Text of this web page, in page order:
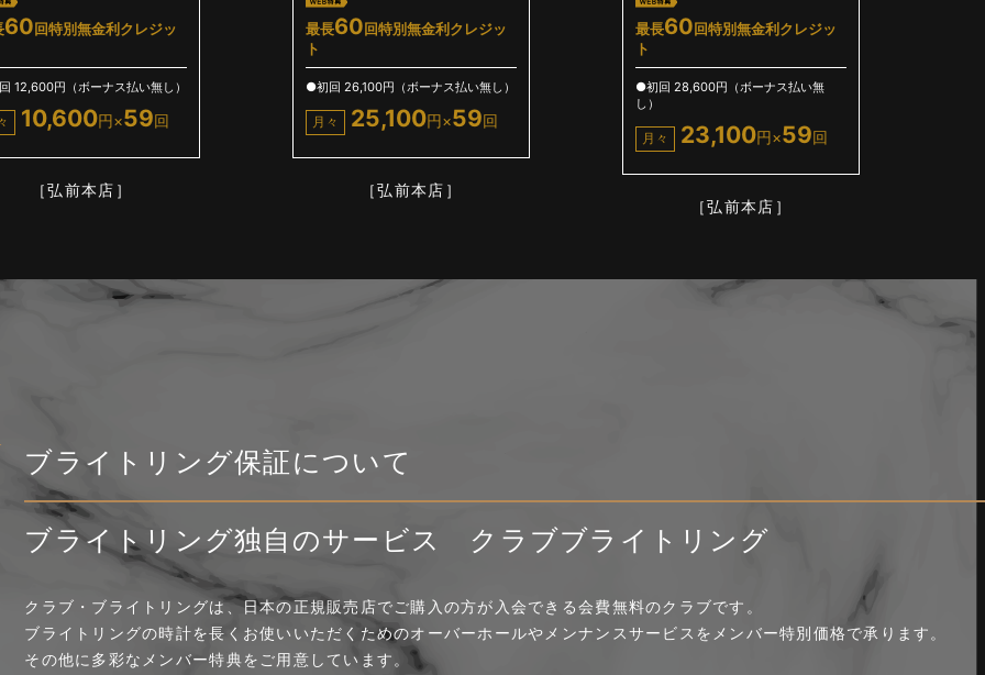
60回特別無金利クレジッ
12,600円（ボーナス払い無し）
10,600円×59回
［弘前本店］
最長60回特別無金利クレジッ
ト
●初回 26,100円（ボーナス払い無し）
月々 25,100円×59回
［弘前本店］
最長60回特別無金利クレジッ
ト
●初回 28,600円（ボーナス払い無
し）
月々 23,100円×59回
［弘前本店］
ブライトリング保証について
ブライトリング独自のサービス クラブブライトリング
クラブ・ブライトリングは、日本の正規販売店でご購入の方が入会できる会費無料のクラブです。
ブライトリングの時計を長くお使いいただくためのオーバーホールやメンナンスサービスをメンバー特別価格で承ります。
その他に多彩なメンバー特典をご用意しています。